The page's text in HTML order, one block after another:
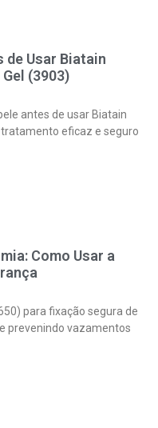
de Usar Biatain
(3903)
antes de usar Biatain
eficaz e seguro
Como Usar a
para fixação segura de
prevenindo vazamentos